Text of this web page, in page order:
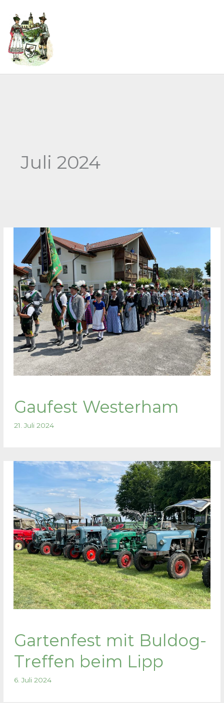
Inhalt
springen
Juli 2024
Gaufest Westerham
21. Juli 2024
Gartenfest mit Buldog-
Treffen beim Lipp
6. Juli 2024